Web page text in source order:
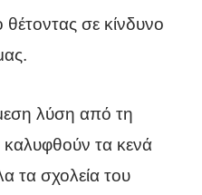
σε κίνδυνο
λύση από τη
τα κενά
τα σχολεία του